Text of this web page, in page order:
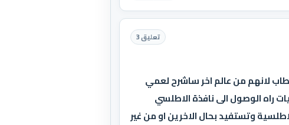
تعليق 3
فهموا الخطاب لانهم من عالم اخر ساشرح لعمي
راه الوصول الى نافذة الاطلسي
وتستفيد بحال الاخرين او من غير